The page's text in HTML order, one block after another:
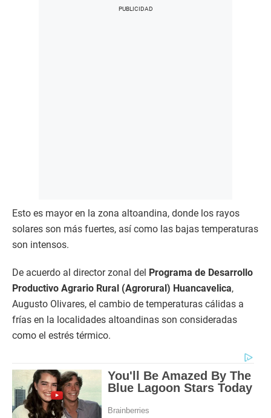
Esto es mayor en la zona altoandina, donde los rayos
solares son más fuertes, así como las bajas temperaturas
son intensos.
De acuerdo al director zonal del Programa de Desarrollo
Productivo Agrario Rural (Agrorural) Huancavelica,
Augusto Olivares, el cambio de temperaturas cálidas a
frías en la localidades altoandinas son consideradas
como el estrés térmico.